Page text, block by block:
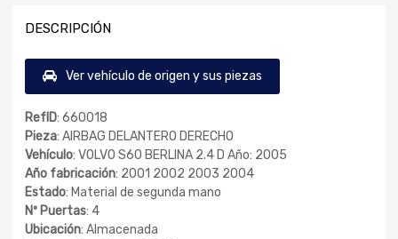
DESCRIPCIÓN
Ver vehículo de origen y sus piezas
RefID: 660018
Pieza: AIRBAG DELANTERO DERECHO
Vehículo: VOLVO S60 BERLINA 2.4 D Año: 2005
Año fabricación: 2001 2002 2003 2004
Estado: Material de segunda mano
Nº Puertas: 4
Ubicación: Almacenada